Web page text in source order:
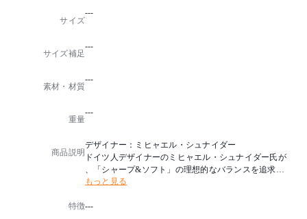
サイズ
---
サイズ補足
---
素材・材質
---
重量
---
商品説明
デザイナー：ミヒャエル・シュナイダー
ドイツ人デザイナーのミヒャエル・シュナイダー氏が
、「シャープ&ソフト」の理想的なバランスを追求し
た「テン」。
い部分まで緻密にデザインされた脚部にもご注目くだ
もっと見る
特徴---